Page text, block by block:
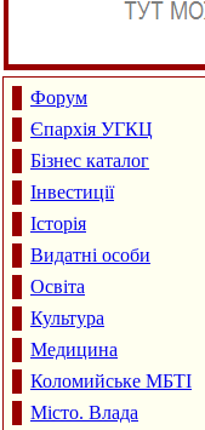
Форум
Єпархія УГКЦ
Бізнес каталог
Інвестиції
Історія
Видатні особи
Освіта
Культура
Медицина
Коломийське МБТІ
Місто. Влада